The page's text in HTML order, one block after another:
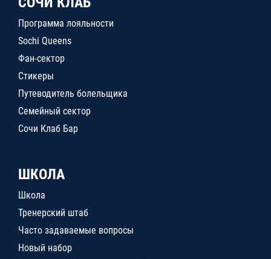
Программа лояльности
Sochi Queens
Фан-сектор
Стикеры
Путеводитель болельщика
Семейный сектор
Сочи Клаб Бар
ШКОЛА
Школа
Тренерский штаб
Часто задаваемые вопросы
Новый набор